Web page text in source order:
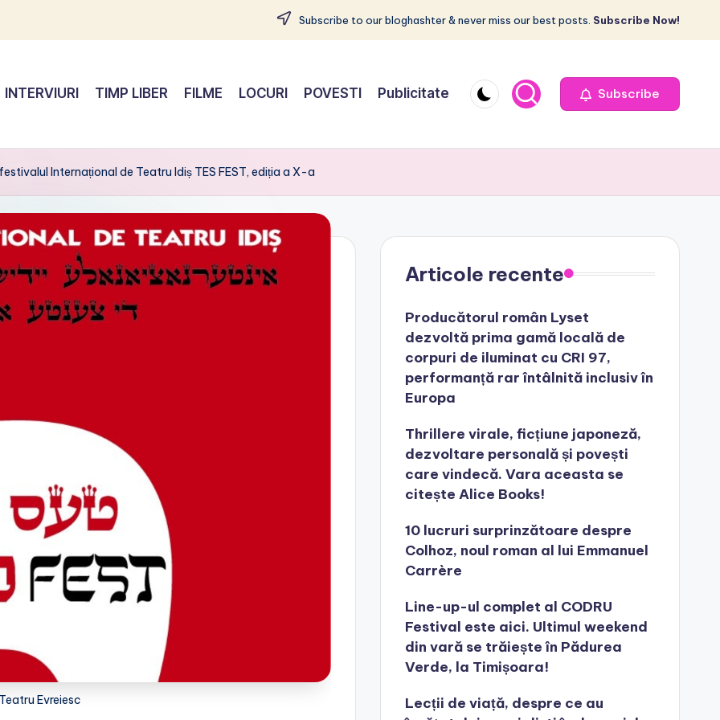
Subscribe to our bloghashter & never miss our best posts. Subscribe Now!
INTERVIURI TIMP LIBER FILME LOCURI POVESTI Publicitate Subscribe
Internațional de Teatru Idiș TES FEST, ediția a X-a
Evreiesc
Articole recente
Producătorul român Lyset
dezvoltă prima gamă locală de
corpuri de iluminat cu CRI 97,
performanță rar întâlnită inclusiv în
Europa
Thrillere virale, ficțiune japoneză,
dezvoltare personală și povești
care vindecă. Vara aceasta se
citește Alice Books!
10 lucruri surprinzătoare despre
Colhoz, noul roman al lui Emmanuel
Carrère
Line-up-ul complet al CODRU
Festival este aici. Ultimul weekend
din vară se trăiește în Pădurea
Verde, la Timișoara!
Lecții de viață, despre ce au